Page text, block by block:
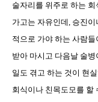
술자리를 위주로 하는
가고는 자유인데, 승진이
적으로 가야 하는 사람들
받아 마시고 다음날 술병
일도 겪고 하는 것이 현
회식이나 친목도모를 할